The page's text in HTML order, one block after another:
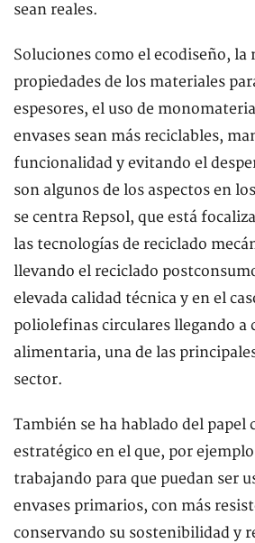
sean reales.
Soluciones como el ecodiseño, la
propiedades de los materiales
espesores, el uso de
envases sean más reciclables,
funcionalidad y evitando el
son algunos de los aspectos en
se centra Repsol, que está
las tecnologías de reciclado
llevando el reciclado
elevada calidad técnica y en el
poliolefinas circulares llegando a
alimentaria, una de las
sector.
También se ha hablado del papel
estratégico en el que, por
trabajando para que puedan ser
envases primarios, con más
conservando su sostenibilidad y